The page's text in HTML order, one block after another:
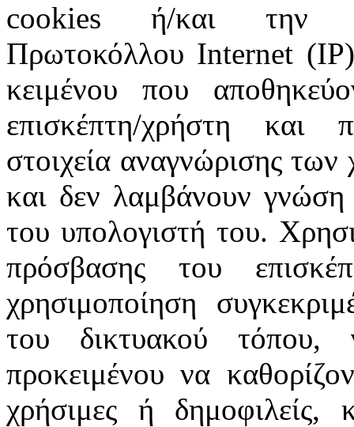
cookies ή/και την
Πρωτοκόλλου Internet
κειμένου που
επισκέπτη/χρήστη και
στοιχεία αναγνώρισης
και δεν λαμβάνουν γνώση
του υπολογιστή του.
πρόσβασης του
χρησιμοποίηση
του δικτυακού τόπου,
προκειμένου να
χρήσιμες ή